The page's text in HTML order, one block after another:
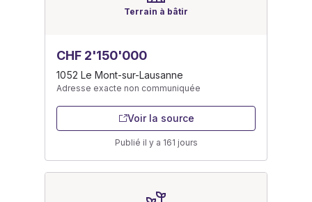
Terrain à bâtir
CHF 2'150'000
1052 Le Mont-sur-Lausanne
Adresse exacte non communiquée
Voir la source
Publié il y a 161 jours